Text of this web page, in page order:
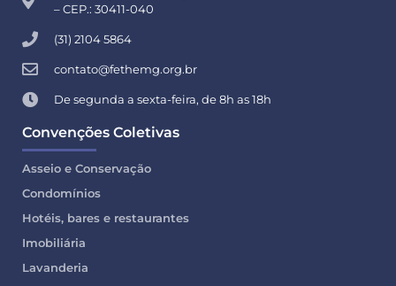
– CEP.: 30411-040
(31) 2104 5864
contato@fethemg.org.br
De segunda a sexta-feira, de 8h as 18h
Convenções Coletivas
Asseio e Conservação
Condomínios
Hotéis, bares e restaurantes
Imobiliária
Lavanderia